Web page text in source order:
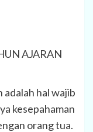
AJARAN
adalah hal wajib
kesepahaman
orang tua.